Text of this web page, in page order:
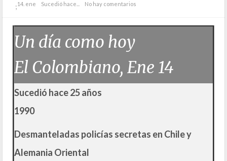
;14. ene Sucedió hace... No hay comentarios
Un día como hoy
El Colombiano, Ene 14
Sucedió hace 25 años
1990
Desmanteladas policías secretas en Chile y
Alemania Oriental